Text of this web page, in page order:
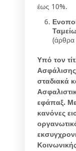
έως 10%.
(άρθρα
Υπό τον
σταδιακά
εφάπαξ.
κανόνες